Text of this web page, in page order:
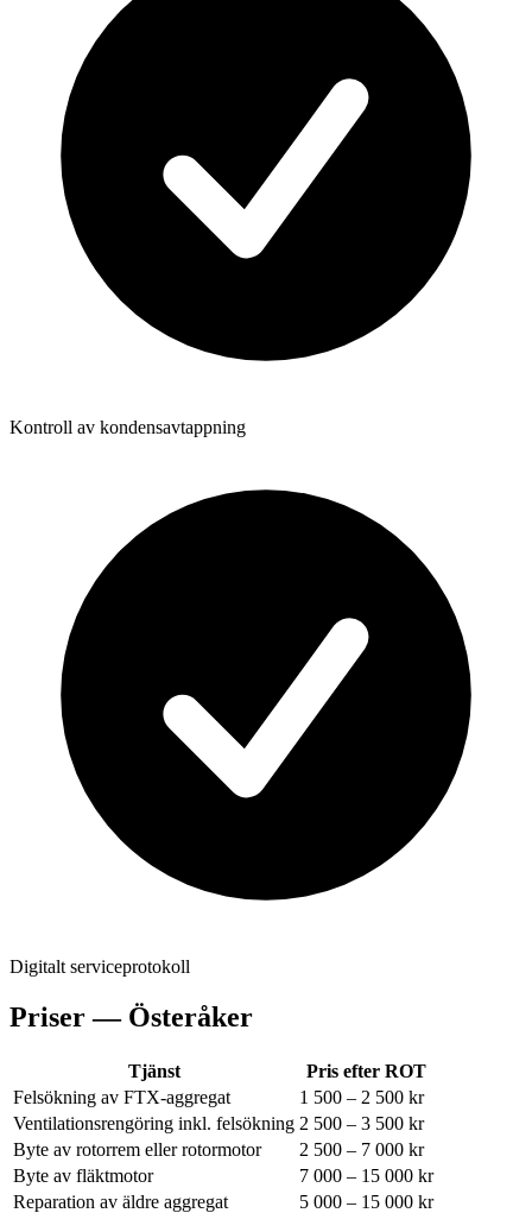
Kontroll av kondensavtappning
Digitalt serviceprotokoll
Priser — Österåker
Tjänst
Pris efter ROT
Felsökning av FTX-aggregat
1 500 – 2 500 kr
Ventilationsrengöring inkl. felsökning 2 500 – 3 500 kr
Byte av rotorrem eller rotormotor
2 500 – 7 000 kr
Byte av fläktmotor
7 000 – 15 000 kr
Reparation av äldre aggregat
5 000 – 15 000 kr